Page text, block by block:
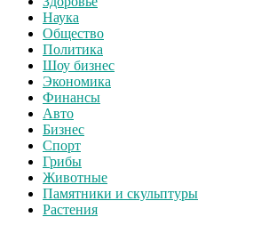
Наука
Общество
Политика
Шоу бизнес
Экономика
Финансы
Авто
Бизнес
Спорт
Грибы
Животные
Памятники и скульптуры
Растения